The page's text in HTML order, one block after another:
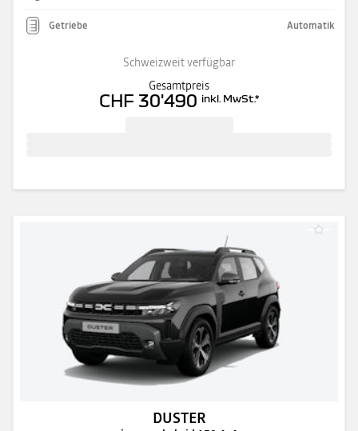
Getriebe Automatik
Schweizweit verfügbar
Gesamtpreis
CHF 30'490 inkl. MwSt.*
DUSTER